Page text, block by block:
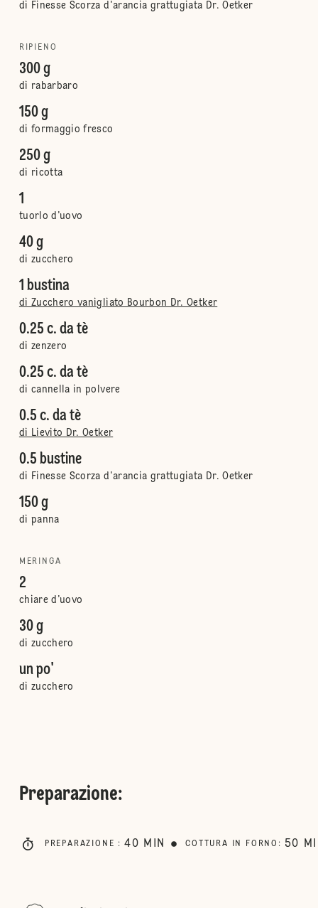
di Finesse Scorza d'arancia grattugiata Dr. Oetker
RIPIENO
300 g
di rabarbaro
150 g
di formaggio fresco
250 g
di ricotta
1
tuorlo d’uovo
40 g
di zucchero
1 bustina
di Zucchero vanigliato Bourbon Dr. Oetker
0.25 c. da tè
di zenzero
0.25 c. da tè
di cannella in polvere
0.5 c. da tè
di Lievito Dr. Oetker
0.5 bustine
di Finesse Scorza d'arancia grattugiata Dr. Oetker
150 g
di panna
MERINGA
2
chiare d’uovo
30 g
di zucchero
un po'
di zucchero
Preparazione:
PREPARAZIONE : 40 MIN COTTURA IN FORNO : 50